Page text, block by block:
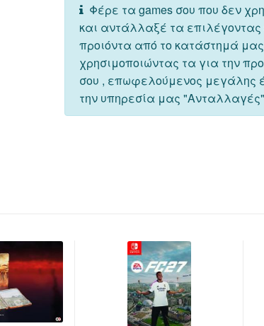
Φέρε τα games σου που δεν
και αντάλλαξέ τα επιλέγοντας
προιόντα από το κατάστημά
χρησιμοποιώντας τα για την
σου , επωφελούμενος μεγάλης
την υπηρεσία μας